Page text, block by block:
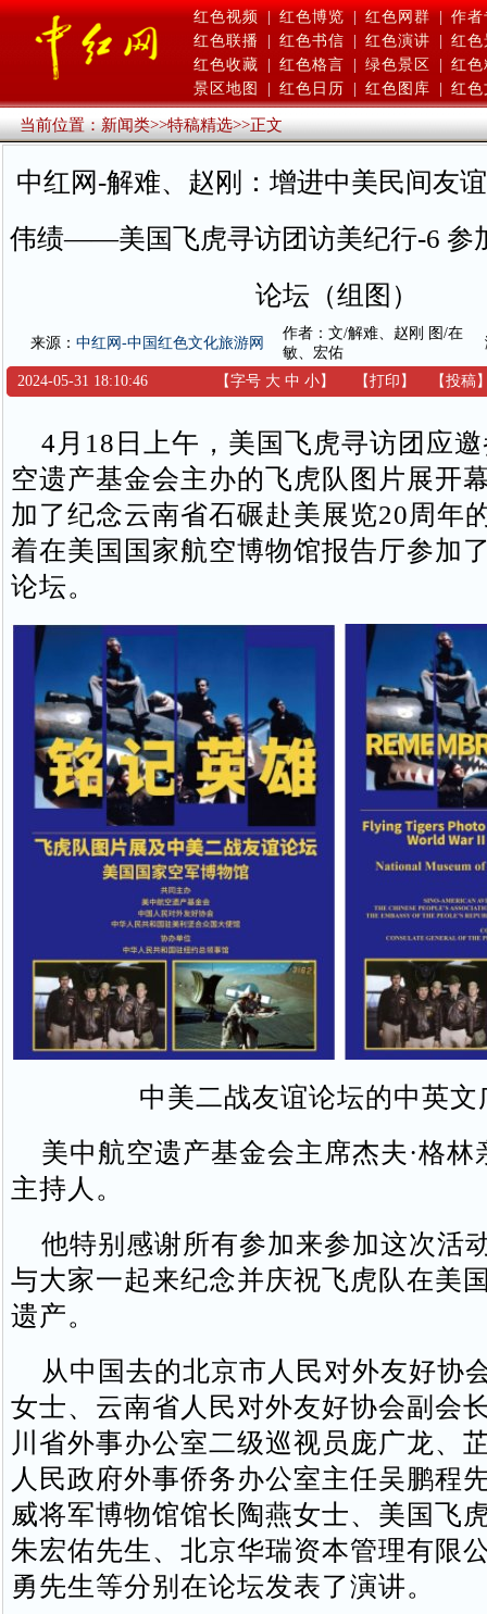
红色视频 | 红色博览 | 红色网群 | 作者
红色联播
红色书信 红色演讲
红色
红色收藏
红色格言 绿色景区
红色
景区地图
红色日历 红色图库 红色
当前位置：新闻类>>特稿精选>>正文
中红网-解难、赵刚：增进中美民间友
伟绩——美国飞虎寻访团访美纪行-6 参
论坛（组图）
来源： 中红网-中国红色文化旅游网
作者：文/解难、赵刚 图/在
敏、宏佑
2024-05-31 18:10:46 【字号 大 中 小】 【打印 】 【投稿
4月18日上午，美国飞虎寻访团应
空遗产基金会主办的飞虎队图片展开
加了纪念云南省石碾赴美展览20周年
着在美国国家航空博物馆报告厅参加
论坛。
中美二战友谊论坛的中英文
美中航空遗产基金会主席杰夫·格林
主持人。
他特别感谢所有参加来参加这次活
与大家一起来纪念并庆祝飞虎队在美
遗产。
从中国去的北京市人民对外友好协
女士、云南省人民对外友好协会副会
川省外事办公室二级巡视员庞广龙、
人民政府外事侨务办公室主任吴鹏程
威将军博物馆馆长陶燕女士、美国飞
朱宏佑先生、北京华瑞资本管理有限
勇先生等分别在论坛发表了演讲。